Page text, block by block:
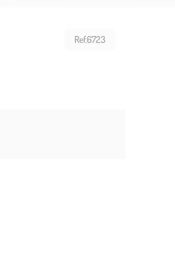
Ref.6723